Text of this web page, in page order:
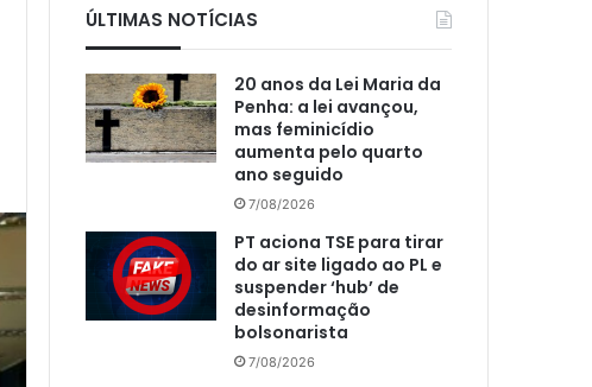
ÚLTIMAS NOTÍCIAS
20 anos da Lei Maria da
Penha: a lei avançou,
mas feminicídio
aumenta pelo quarto
ano seguido
7/08/2026
PT aciona TSE para tirar
do ar site ligado ao PL e
suspender ‘hub’ de
desinformação
bolsonarista
7/08/2026